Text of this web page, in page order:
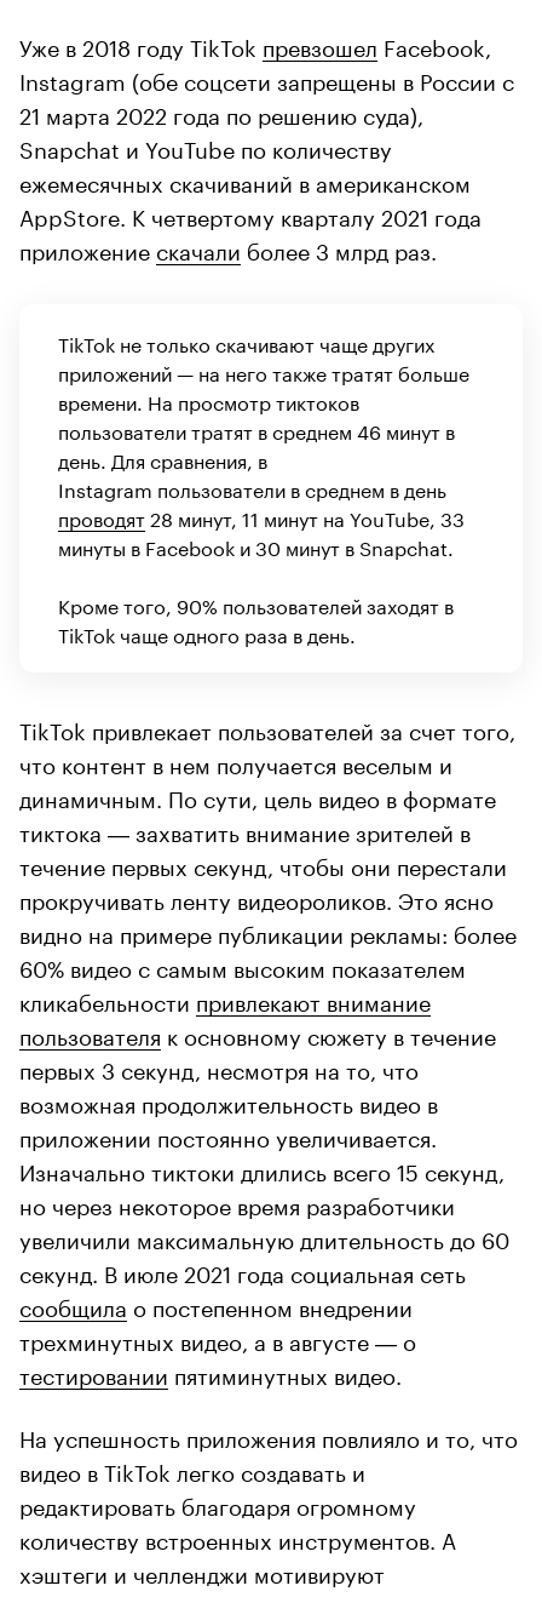
Уже в 2018 году TikTok превзошел Facebook,
Instagram (обе соцсети запрещены в России с
21 марта 2022 года по решению суда),
Snapchat и YouTube по количеству
ежемесячных скачиваний в американском
AppStore. К четвертому кварталу 2021 года
приложение скачали более 3 млрд раз.
TikTok не только скачивают чаще других
приложений — на него также тратят больше
времени. На просмотр тиктоков
пользователи тратят в среднем 46 минут в
день. Для сравнения, в
Instagram пользователи в среднем в день
проводят 28 минут, 11 минут на YouTube, 33
минуты в Facebook и 30 минут в Snapchat.
Кроме того, 90% пользователей заходят в
TikTok чаще одного раза в день.
TikTok привлекает пользователей за счет того,
что контент в нем получается веселым и
динамичным. По сути, цель видео в формате
тиктока ― захватить внимание зрителей в
течение первых секунд, чтобы они перестали
прокручивать ленту видеороликов. Это ясно
видно на примере публикации рекламы: более
60% видео с самым высоким показателем
кликабельности привлекают внимание
пользователя к основному сюжету в течение
первых 3 секунд, несмотря на то, что
возможная продолжительность видео в
приложении постоянно увеличивается.
Изначально тиктоки длились всего 15 секунд,
но через некоторое время разработчики
увеличили максимальную длительность до 60
секунд. В июле 2021 года социальная сеть
сообщила о постепенном внедрении
трехминутных видео, а в августе ― о
тестировании пятиминутных видео.
На успешность приложения повлияло и то, что
видео в TikTok легко создавать и
редактировать благодаря огромному
количеству встроенных инструментов. А
хэштеги и челленджи мотивируют